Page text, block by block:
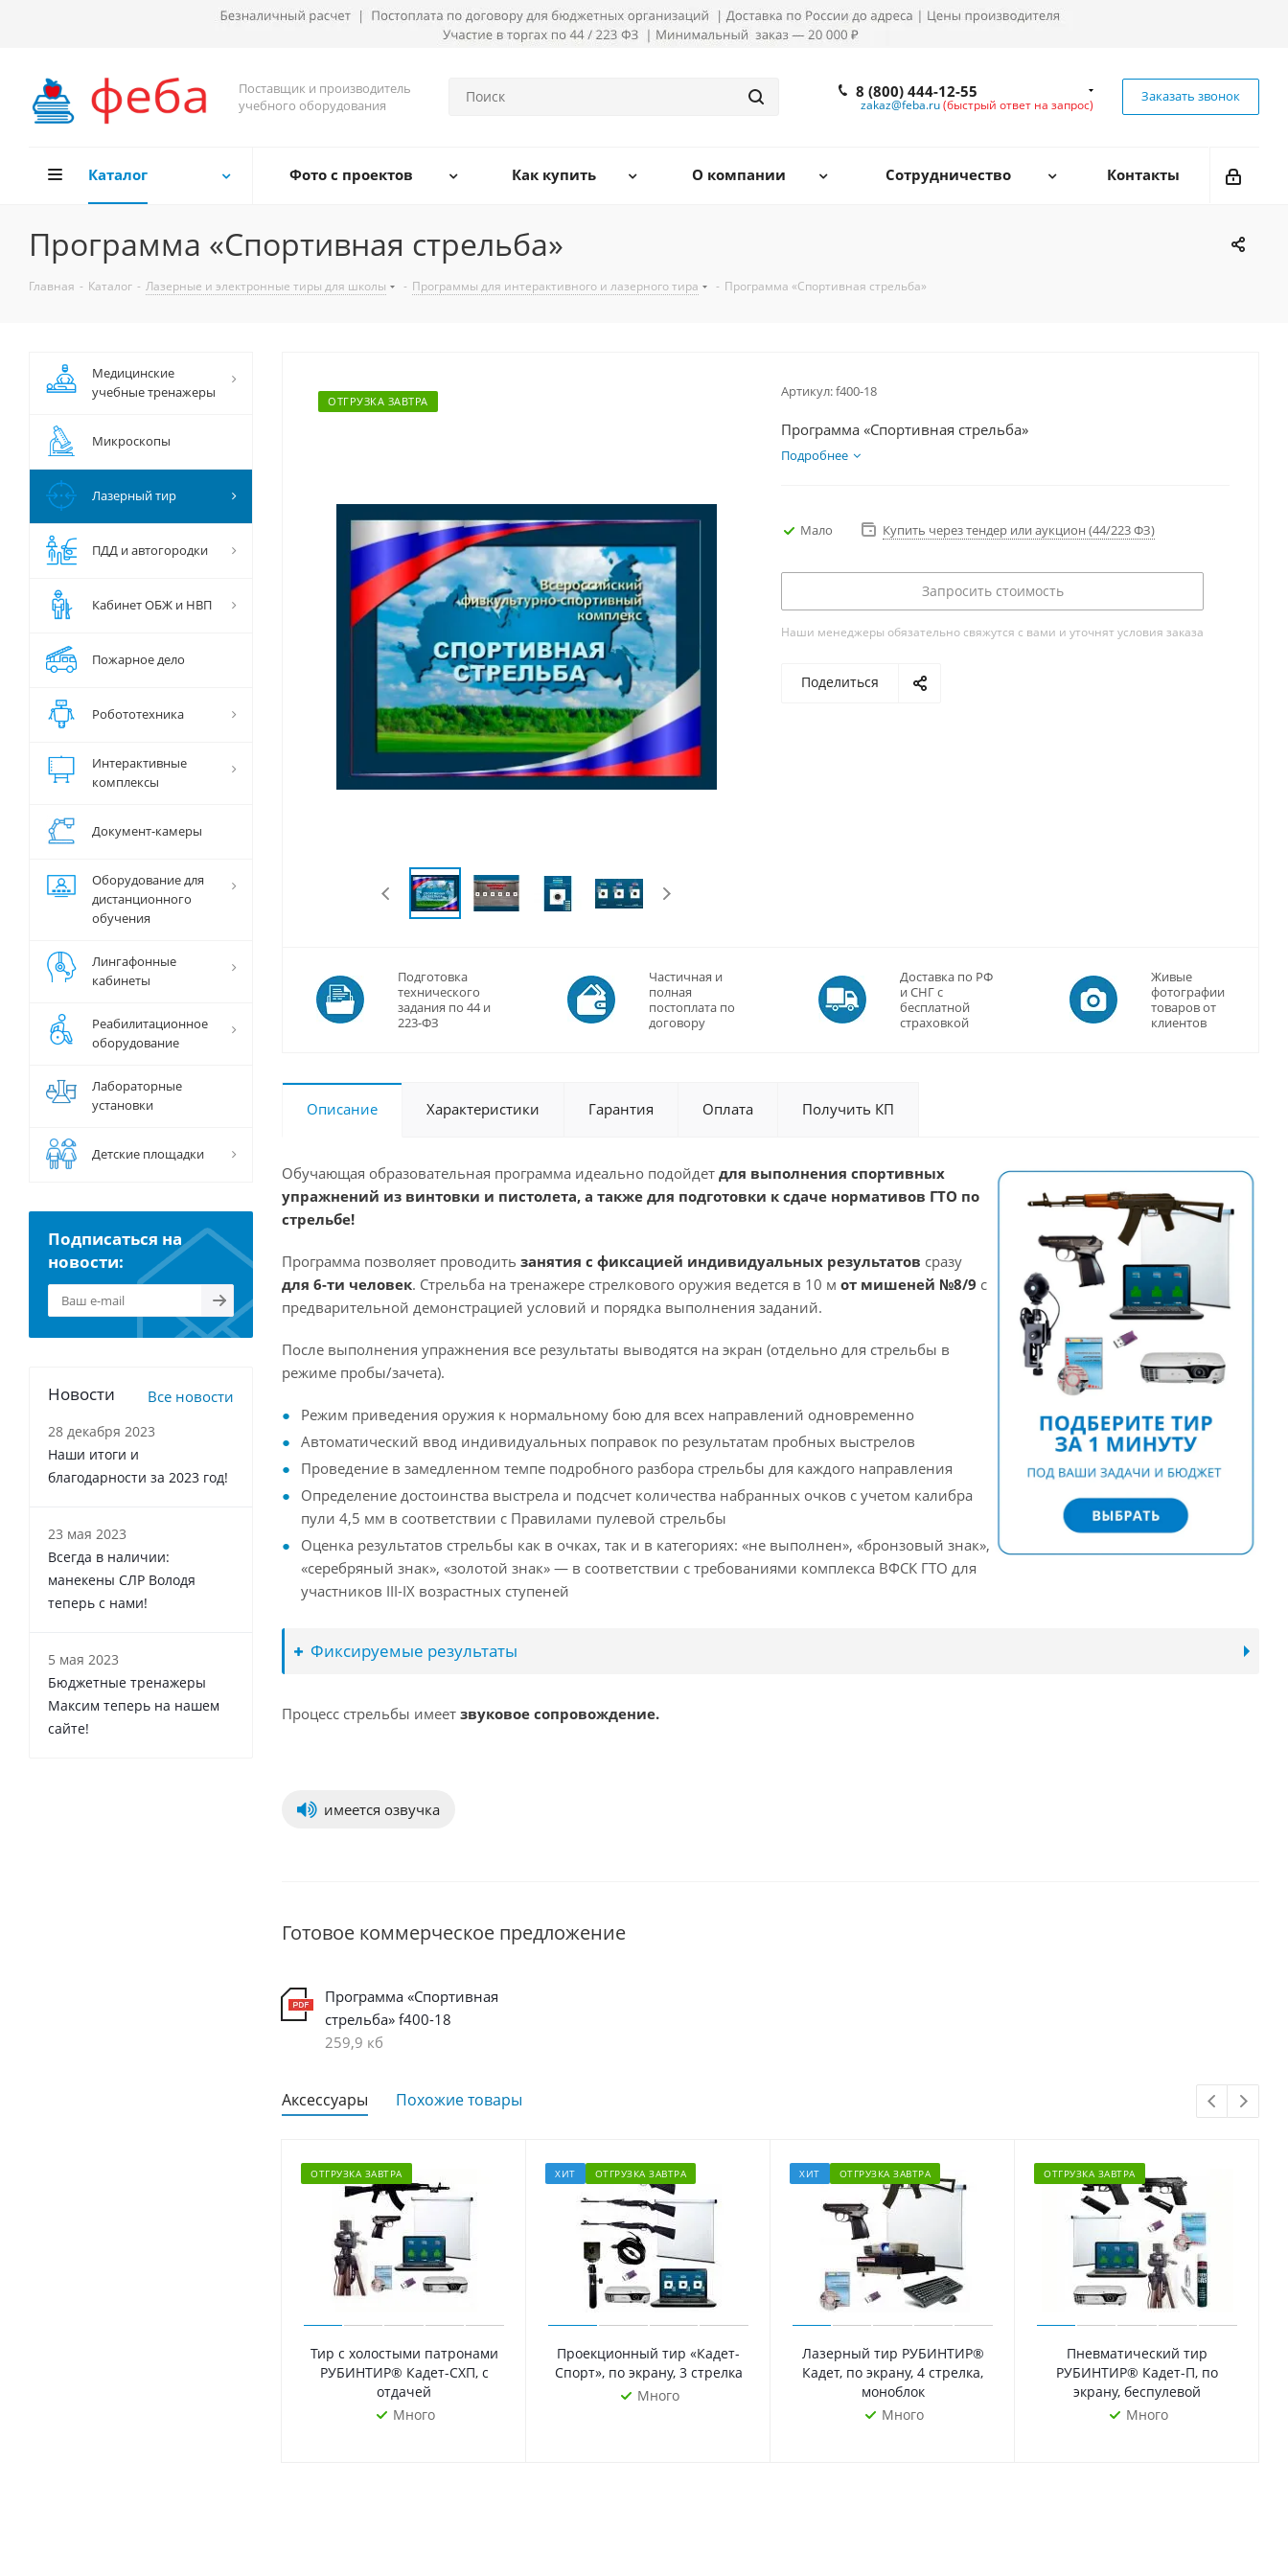
Поставщик и производитель
учебного оборудования
8 (800) 444-12-55
zakaz@feba.ru(быстрый ответ на запрос)
Заказать звонок
Каталог Фото с проектов Как купить О компании Сотрудничество Контакты
Программа «Спортивная стрельба»
Главная - Каталог - Лазерные и электронные тиры для школы - Программы для интерактивного и лазерного тира - Программа «Спортивная стрельба»
ОТГРУЗКА ЗАВТРА
Артикул:f400-18
Программа «Спортивная стрельба»
Подробнее
Мало Купить через тендер или аукцион (44/223 ФЗ)
Запросить стоимость
Наши менеджеры обязательно свяжутся с вами и уточнят условия заказа
Поделиться
Подготовка
технического
задания по 44 и
223-ФЗ
Частичная и
полная
постоплата по
договору
Доставка по РФ
и СНГ с
бесплатной
страховкой
Живые
фотографии
товаров от
клиентов
Описание Характеристики Гарантия Оплата Получить КП
Обучающая образовательная программа идеально подойдет для выполнения спортивных
упражнений из винтовки и пистолета, а также для подготовки к сдаче нормативов ГТО по
стрельбе!
Программа позволяет проводить занятия с фиксацией индивидуальных результатов сразу
для 6-ти человек. Стрельба на тренажере стрелкового оружия ведется в 10 м от мишеней №8/9 с
предварительной демонстрацией условий и порядка выполнения заданий.
После выполнения упражнения все результаты выводятся на экран (отдельно для стрельбы в
режиме пробы/зачета).
Режим приведения оружия к нормальному бою для всех направлений одновременно
Автоматический ввод индивидуальных поправок по результатам пробных выстрелов
Проведение в замедленном темпе подробного разбора стрельбы для каждого направления
Определение достоинства выстрела и подсчет количества набранных очков с учетом калибра
пули 4,5 мм в соответствии с Правилами пулевой стрельбы
Оценка результатов стрельбы как в очках, так и в категориях: «не выполнен», «бронзовый знак»,
«серебряный знак», «золотой знак» — в соответствии с требованиями комплекса ВФСК ГТО для
участников III-IX возрастных ступеней
Фиксируемые результаты
Процесс стрельбы имеет звуковое сопровождение.
имеется озвучка
Готовое коммерческое предложение
Программа «Спортивная
стрельба» f400-18
259,9 кб
Аксессуары Похожие товары
ОТГРУЗКА ЗАВТРА
Тир с холостыми патронами
РУБИНТИР® Кадет-СХП, с
отдачей
Много
ХИТ ОТГРУЗКА ЗАВТРА
Проекционный тир «Кадет-
Спорт», по экрану, 3 стрелка
Много
ХИТ ОТГРУЗКА ЗАВТРА
Лазерный тир РУБИНТИР®
Кадет, по экрану, 4 стрелка,
моноблок
Много
ОТГРУЗКА ЗАВТРА
Пневматический тир
РУБИНТИР® Кадет-П, по
экрану, беспулевой
Много
Медицинские
учебные тренажеры
Микроскопы
Лазерный тир
ПДД и автогородки
Кабинет ОБЖ и НВП
Пожарное дело
Робототехника
Интерактивные
комплексы
Документ-камеры
Оборудование для
дистанционного
обучения
Лингафонные
кабинеты
Реабилитационное
оборудование
Лабораторные
установки
Детские площадки
Подписаться на
новости:
Новости Все новости
28 декабря 2023
Наши итоги и
благодарности за 2023 год!
23 мая 2023
Всегда в наличии:
манекены СЛР Володя
теперь с нами!
5 мая 2023
Бюджетные тренажеры
Максим теперь на нашем
сайте!